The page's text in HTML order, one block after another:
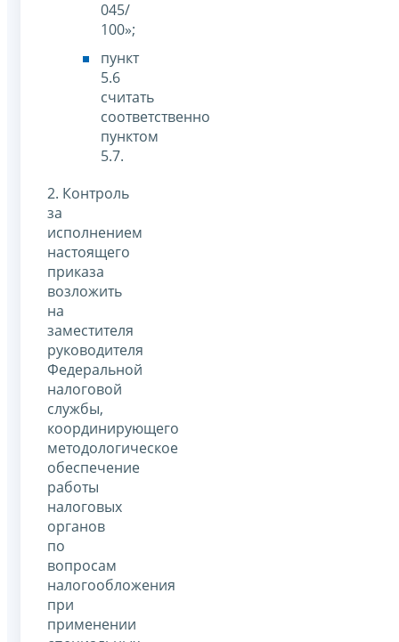
045/
100»;
пункт
5.6
считать
соответственно
пунктом
5.7.
2. Контроль
за
исполнением
настоящего
приказа
возложить
на
заместителя
руководителя
Федеральной
налоговой
службы,
координирующего
методологическое
обеспечение
работы
налоговых
органов
по
вопросам
налогообложения
при
применении